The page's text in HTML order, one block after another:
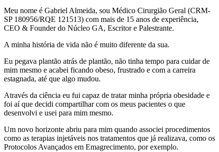
Meu nome é Gabriel Almeida, sou Médico Cirurgião Geral (CRM-
SP 180956/RQE 121513) com mais de 15 anos de experiência,
CEO & Founder do Núcleo GA, Escritor e Palestrante.
A minha história de vida não é muito diferente da sua.
Eu pegava plantão atrás de plantão, não tinha tempo para cuidar de
mim mesmo e acabei ficando obeso, frustrado e com a carreira
estagnada, até que algo mudou.
Através da ciência eu fui capaz de tratar minha própria obesidade e
foi aí que decidi compartilhar com os meus pacientes o que
desenvolvi e usei para mim mesmo.
Um novo horizonte abriu para mim quando associei procedimentos
como as terapias injetáveis nos tratamentos que já realizava, como os
Protocolos Avançados em Emagrecimento, por exemplo.